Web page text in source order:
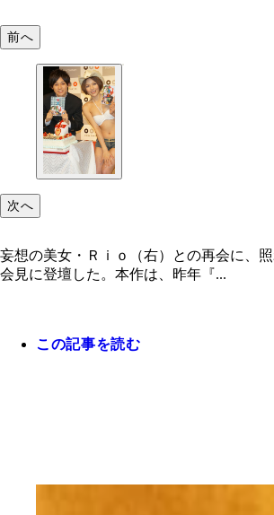
前へ
次へ
妄想の美女・Ｒｉｏ（右）との再会に、
会見に登壇した。本作は、昨年『...
この記事を読む